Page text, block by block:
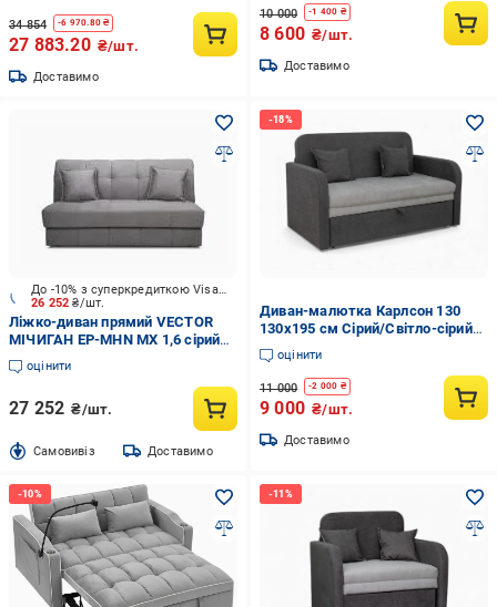
34 854 -6 970.80 ₴
27 883.20 ₴/шт.
Доставимо
10 000 -1 400 ₴
8 600 ₴/шт.
Доставимо
26 252₴/шт.
До -10% з суперкредиткою Visa Вигода
Ліжко-диван прямий VECTOR
МІЧИГАН EP-MHN MX 1,6 сірий
1660x1060x930 мм
оцінити
27 252 ₴/шт.
Cамовивіз Доставимо
Диван-малютка Карлсон 130
130х195 см Сірий/Світло-сірий
(29903160)
оцінити
11 000 -2 000 ₴
9 000 ₴/шт.
Доставимо